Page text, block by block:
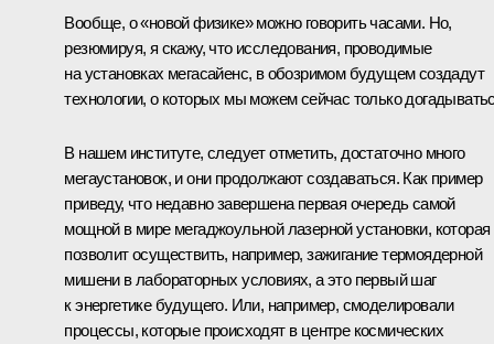
Вообще, о «новой физике» можно говорить часами. Но,
резюмируя, я скажу, что исследования, проводимые
на установках мегасайенс, в обозримом будущем создадут
технологии, о которых мы можем сейчас только
В нашем институте, следует отметить, достаточно много
мегаустановок, и они продолжают создаваться. Как пример
приведу, что недавно завершена первая очередь самой
мощной в мире мегаджоульной лазерной установки, которая
позволит осуществить, например, зажигание термоядерной
мишени в лабораторных условиях, а это первый шаг
к энергетике будущего. Или, например, смоделировали
процессы, которые происходят в центре космических